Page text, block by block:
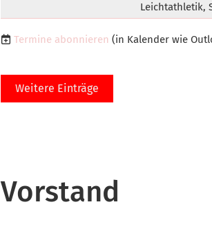
Leichtathletik,
Termine abonnieren (in Kalender wie
Weitere Einträge
Vorstand